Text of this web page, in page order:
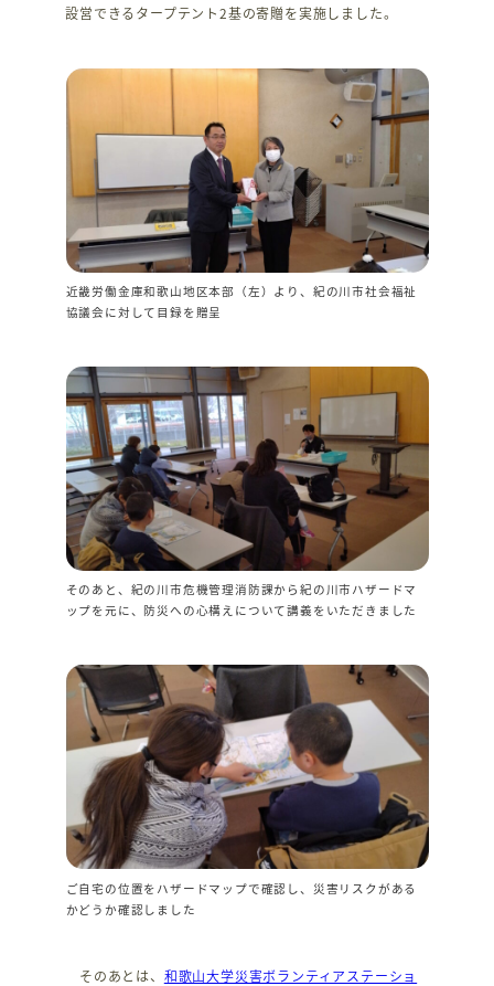
設営できるタープテント2基の寄贈を実施しました。
近畿労働金庫和歌山地区本部（左）より、紀の川市社会福祉
協議会に対して目録を贈呈
そのあと、紀の川市危機管理消防課から紀の川市ハザードマ
ップを元に、防災への心構えについて講義をいただきました
ご自宅の位置をハザードマップで確認し、災害リスクがある
かどうか確認しました
そのあとは、 和歌山大学災害ボランティアステーショ